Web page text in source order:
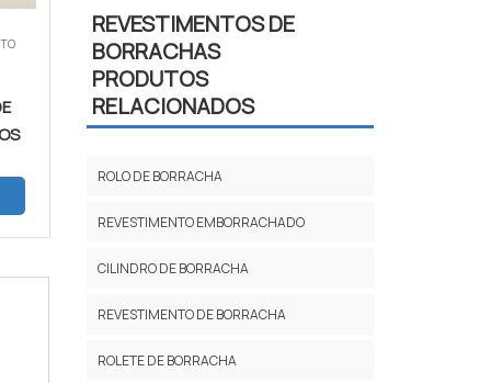
REVESTIMENTOS DE
BORRACHAS
PRODUTOS
RELACIONADOS
ROLO DE BORRACHA
REVESTIMENTO EMBORRACHADO
CILINDRO DE BORRACHA
REVESTIMENTO DE BORRACHA
ROLETE DE BORRACHA